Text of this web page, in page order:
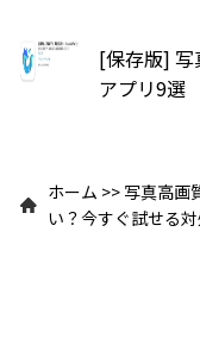
[保存版] 写
アプリ9選
ホーム >> 写真高画
い？今すぐ試せる